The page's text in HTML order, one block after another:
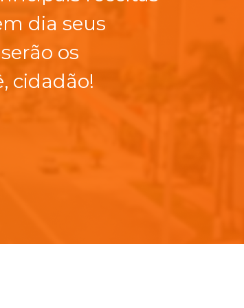
dia seus
os
cidadão!